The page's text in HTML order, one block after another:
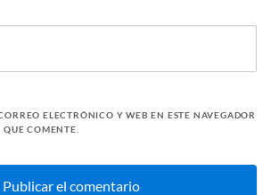
ELECTRÓNICO Y WEB EN ESTE NAVEGADOR
COMENTE.